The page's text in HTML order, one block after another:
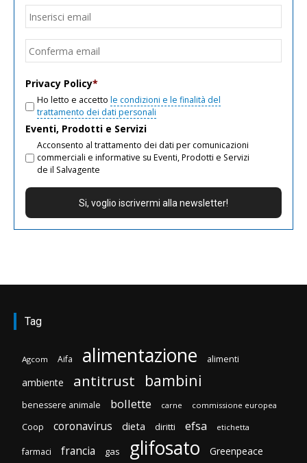
Email
Privacy Policy*
Ho letto e accetto le condizioni e le finalità del
trattamento dei dati personali
Eventi, Prodotti e Servizi
Acconsento al trattamento dei dati per comunicazioni
commerciali e informative su Eventi, Prodotti e Servizi
de il Salvagente
Tag
Agcom Aifa alimentazione alimenti
ambiente antitrust bambini
benessere animale bollette carne commissione europea
Coop coronavirus dieta diritti efsa etichetta
farmaci francia gas glifosato Greenpeace